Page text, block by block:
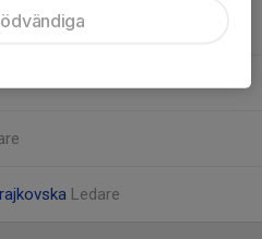
administration
Ledare